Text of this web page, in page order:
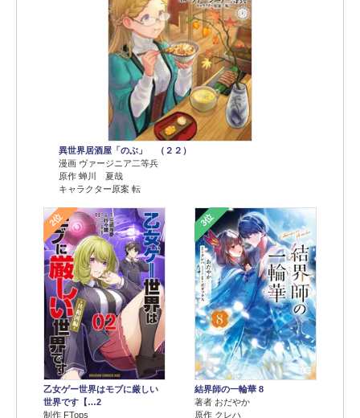
異世界居酒屋「のぶ」 （２２）
漫画 ヴァージニア二等兵
原作 蝉川 夏哉
キャラクター原案 転
2位
乙女ゲー世界はモブに厳しい
世界です【…2
制作 FTops
3位
結界師の一輪華 8
著者 おだやか
原作 クレハ